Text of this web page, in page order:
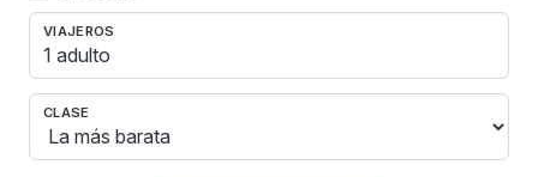
VIAJEROS
1 adulto
CLASE